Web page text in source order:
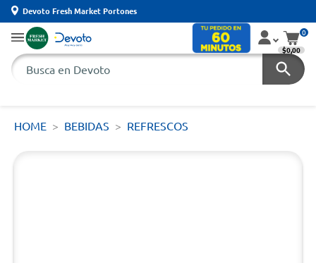
Devoto Fresh Market Portones
0
$0,00
HOME BEBIDAS REFRESCOS